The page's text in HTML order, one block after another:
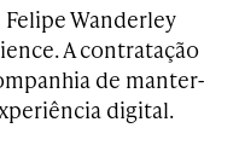
Felipe Wanderley
A contratação
de manter-
digital.